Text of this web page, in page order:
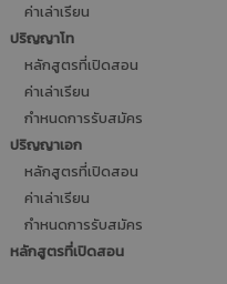
ค่าเล่าเรียน
ปริญญาโท
หลักสูตรที่เปิดสอน
ค่าเล่าเรียน
กำหนดการรับสมัคร
ปริญญาเอก
หลักสูตรที่เปิดสอน
ค่าเล่าเรียน
กำหนดการรับสมัคร
หลักสูตรที่เปิดสอน